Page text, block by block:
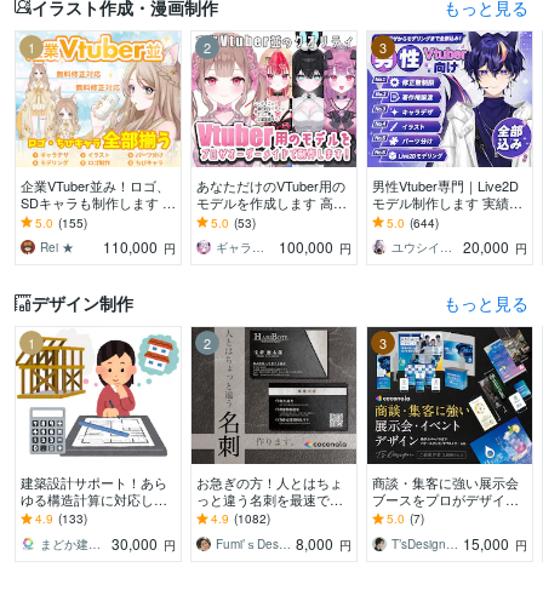
イラスト作成・漫画制作 もっと見る
1
企業VTuber並み！ロゴ、
SDキャラも制作します デ
ビュー徹底サポート！満
足いくまで修正無制限、
著作権譲渡
5.0 (155)
Rei ★
110,000 円
2
あなただけのVTuber用の
モデルを作成します 高ク
オリティな自分だけのモ
デルを作成させていただ
きます！
5.0 (53)
ギャラクシー 伊藤
100,000 円
3
男性Vtuber専門｜Live2D
モデル制作します 実績17
00件以上｜全工程対応・
著作権譲渡込｜初心者も
安心
5.0 (644)
ユウシイ＠Vtuber制作
20,000 円
デザイン制作 もっと見る
1
建築設計サポート！あら
ゆる構造計算に対応しま
す 構造設計・構造計算に
ください。
4.9 (133)
まどか建築設計
30,000 円
2
お急ぎの方！人とはちょ
っと違う名刺を最速で作
ります あなただけのオリ
ジナル名刺を！翌日まで
にデザイン作成します！
4.9 (1082)
Fumi’ｓDesign 8,000 円
3
商談・集客に強い展示会
ブースをプロがデザイン
します 初出展でも安
心！“選ばれるブース”を
形にします
5.0 (7)
T’sDesign（ティーズデザイン） 15,000 円